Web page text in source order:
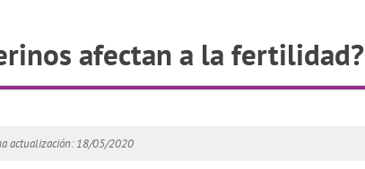
afectan a la fertilidad?
actualización: 18/05/2020